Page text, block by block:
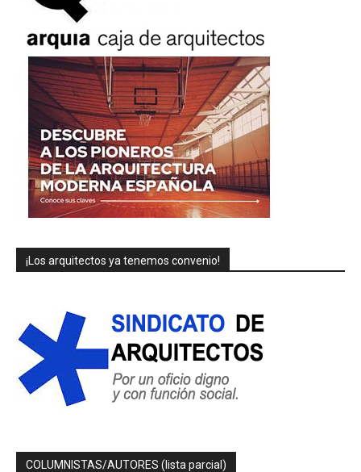
¡Los arquitectos ya tenemos convenio!
COLUMNISTAS/AUTORES (lista parcial)